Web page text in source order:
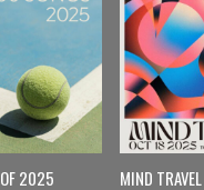
2025 MIND TRAVEL